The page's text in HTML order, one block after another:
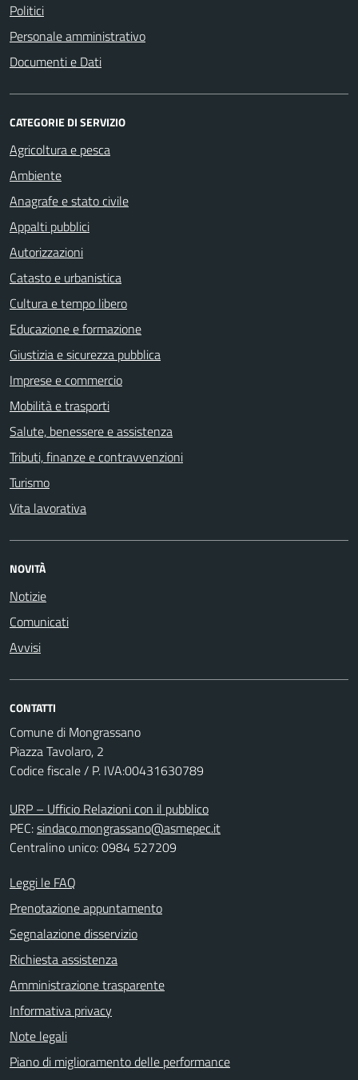
Politici
Personale amministrativo
Documenti e Dati
CATEGORIE DI SERVIZIO
Agricoltura e pesca
Ambiente
Anagrafe e stato civile
Appalti pubblici
Autorizzazioni
Catasto e urbanistica
Cultura e tempo libero
Educazione e formazione
Giustizia e sicurezza pubblica
Imprese e commercio
Mobilità e trasporti
Salute, benessere e assistenza
Tributi, finanze e contravvenzioni
Turismo
Vita lavorativa
NOVITÀ
Notizie
Comunicati
Avvisi
CONTATTI
Comune di Mongrassano
Piazza Tavolaro, 2
Codice fiscale / P. IVA:00431630789
URP – Ufficio Relazioni con il pubblico
PEC:sindaco.mongrassano@asmepec.it
Centralino unico: 0984 527209
Leggi le FAQ
Prenotazione appuntamento
Segnalazione disservizio
Richiesta assistenza
Amministrazione trasparente
Informativa privacy
Note legali
Piano di miglioramento delle performance